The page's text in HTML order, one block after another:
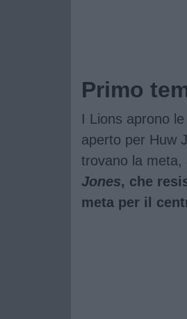
Primo
I Lions aprono
aperto per Huw
trovano la meta,
Jones, che
meta per il